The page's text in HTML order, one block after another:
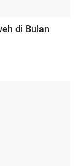
di Bulan